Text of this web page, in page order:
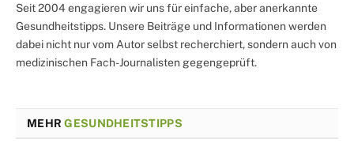
Seit 2004 engagieren wir uns für einfache, aber anerkannte
Gesundheitstipps. Unsere Beiträge und Informationen werden
dabei nicht nur vom Autor selbst recherchiert, sondern auch von
medizinischen Fach-Journalisten gegengeprüft.
MEHRGESUNDHEITSTIPPS